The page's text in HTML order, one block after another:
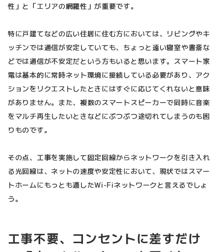
性」と「エリアの網羅性」が重要です。
特に戸建てなどの広い住居に住む方においては、リビングやキ
ッチンでは通信が安定していても、ちょっと遠い寝室や書斎な
どでは通信が不安定だという方もいると思います。スマート家
電は基本的に常時ネット環境に接続している必要があり、アク
ションをリクエストしたときにはすぐに応じてくれないと意味
がありません。また、複数のスマートスピーカーで同時に音楽
をマルチ再生したいときなどにぶつぶつ途切れてしまうのも困
りものです。
その点、工事を実施して固定回線からネットワークを引き入れ
る光回線は、ネットの速度や安定性において、現状ではスマー
トホームにもっとも適したWi-Fiネットワークと言えるでしょ
う。
工事不要、コンセントに差すだけ